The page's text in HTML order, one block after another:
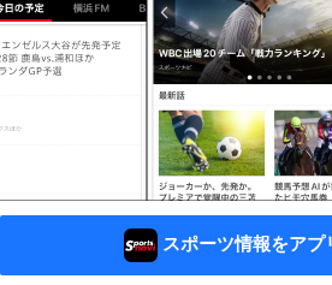
スポーツ情報をアプ